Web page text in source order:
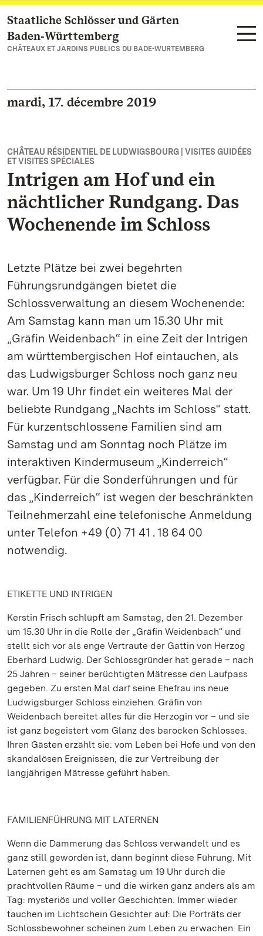
Vers la page d’accueil
Staatliche Schlösser und Gärten
Baden‑Württemberg
CHÂTEAUX ET JARDINS PUBLICS DU BADE-WURTEMBERG
mardi, 17. décembre 2019
CHÂTEAU RÉSIDENTIEL DE LUDWIGSBOURG | VISITES GUIDÉES
ET VISITES SPÉCIALES
Intrigen am Hof und ein
nächtlicher Rundgang. Das
Wochenende im Schloss
Letzte Plätze bei zwei begehrten
Führungsrundgängen bietet die
Schlossverwaltung an diesem Wochenende:
Am Samstag kann man um 15.30 Uhr mit
„Gräfin Weidenbach“ in eine Zeit der Intrigen
am württembergischen Hof eintauchen, als
das Ludwigsburger Schloss noch ganz neu
war. Um 19 Uhr findet ein weiteres Mal der
beliebte Rundgang „Nachts im Schloss“ statt.
Für kurzentschlossene Familien sind am
Samstag und am Sonntag noch Plätze im
interaktiven Kindermuseum „Kinderreich“
verfügbar. Für die Sonderführungen und für
das „Kinderreich“ ist wegen der beschränkten
Teilnehmerzahl eine telefonische Anmeldung
unter Telefon +49 (0) 71 41 . 18 64 00
notwendig.
ETIKETTE UND INTRIGEN
Kerstin Frisch schlüpft am Samstag, den 21. Dezember
um 15.30 Uhr in die Rolle der „Gräfin Weidenbach“ und
stellt sich vor als enge Vertraute der Gattin von Herzog
Eberhard Ludwig. Der Schlossgründer hat gerade – nach
25 Jahren – seiner berüchtigten Mätresse den Laufpass
gegeben. Zu ersten Mal darf seine Ehefrau ins neue
Ludwigsburger Schloss einziehen. Gräfin von
Weidenbach bereitet alles für die Herzogin vor – und sie
ist ganz begeistert vom Glanz des barocken Schlosses.
Ihren Gästen erzählt sie: vom Leben bei Hofe und von den
skandalösen Ereignissen, die zur Vertreibung der
langjährigen Mätresse geführt haben.
FAMILIENFÜHRUNG MIT LATERNEN
Wenn die Dämmerung das Schloss verwandelt und es
ganz still geworden ist, dann beginnt diese Führung. Mit
Laternen geht es am Samstag um 19 Uhr durch die
prachtvollen Räume – und die wirken ganz anders als am
Tag: mysteriös und voller Geschichten. Immer wieder
tauchen im Lichtschein Gesichter auf: Die Porträts der
Schlossbewohner scheinen zum Leben zu erwachen. Ein